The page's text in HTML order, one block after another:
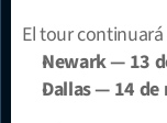
El tour
Newark — 13
Dallas — 14 de